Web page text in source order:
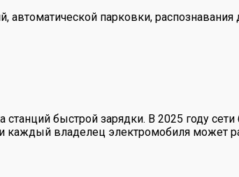
автоматической парковки,
быстрой зарядки. В 2025 году
владелец электромобиля может